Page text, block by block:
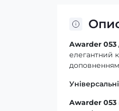
Awarder 053
елегантний
Awarder 053